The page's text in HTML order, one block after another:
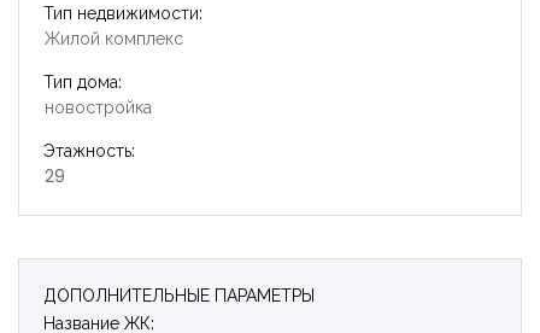
Тип недвижимости:
Жилой комплекс
Тип дома:
новостройка
Этажность:
29
ДОПОЛНИТЕЛЬНЫЕ ПАРАМЕТРЫ
Название ЖК: